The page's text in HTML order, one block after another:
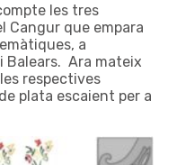
les tres
Cangur que empara
a
Balears. Ara mateix
respectives
plata escaient per a